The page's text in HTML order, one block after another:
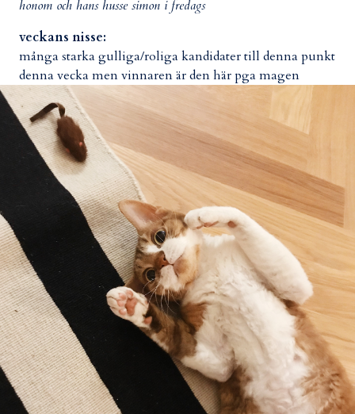
honom och hans husse simon i fredags
veckans nisse:
många starka gulliga/roliga kandidater till denna punkt
denna vecka men vinnaren är den här pga magen